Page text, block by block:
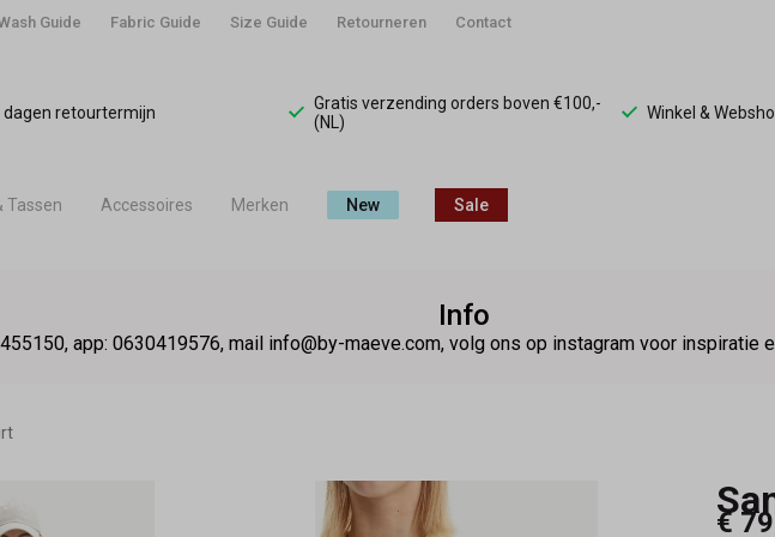
Guide Fabric Guide Size Guide Retourneren Contact
dagen retourtermijn
Gratis verzending orders boven €100,-
(NL)
Winkel &
Tassen Accessoires Merken New Sale
Info
app: 0630419576, mail info@by-maeve.com, volg ons op instagram voor inspiratie
€